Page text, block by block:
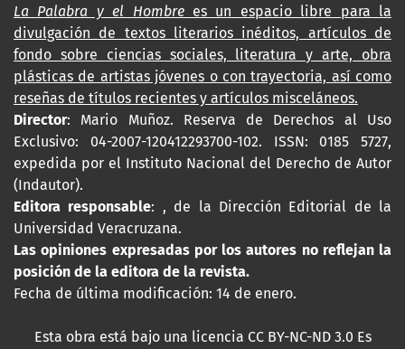
La Palabra y el Hombre es un espacio libre para la
divulgación de textos literarios inéditos, artículos de
fondo sobre ciencias sociales, literatura y arte, obra
plásticas de artistas jóvenes o con trayectoria, así como
reseñas de títulos recientes y artículos misceláneos.
Director: Mario Muñoz. Reserva de Derechos al Uso
Exclusivo: 04-2007-120412293700-102. ISSN: 0185 5727,
expedida por el Instituto Nacional del Derecho de Autor
(Indautor).
Editora responsable: , de la Dirección Editorial de la
Universidad Veracruzana.
Las opiniones expresadas por los autores no reflejan la
posición de la editora de la revista.
Fecha de última modificación: 14 de enero.
Esta obra está bajo una licencia CC BY-NC-ND 3.0 Es